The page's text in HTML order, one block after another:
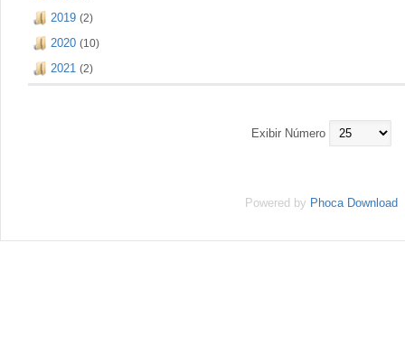
2019 (2)
2020 (10)
2021 (2)
Exibir Número
Powered by Phoca Download